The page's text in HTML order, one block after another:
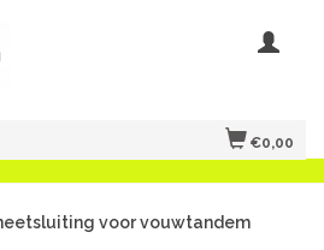
€0,00
voor vouwtandem